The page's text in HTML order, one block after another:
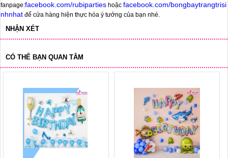
fanpage:facebook.com/rubiparties hoặc facebook.com/bongbaytrangtrisi
nhnhat để cửa hàng hiện thực hóa ý tưởng của bạn nhé.
NHẬN XÉT
CÓ THỂ BẠN QUAN TÂM